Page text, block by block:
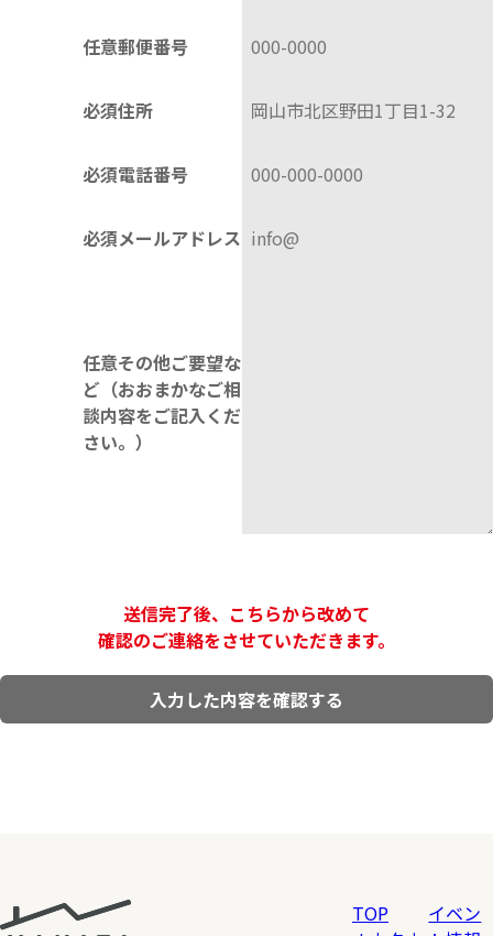
任意郵便番号
必須住所
必須電話番号
必須メールアドレス
任意その他ご要望な
ど（おおまかなご相
談内容をご記入くだ
さい。）
送信完了後、こちらから改めて
確認のご連絡をさせていただきます。
TOP
イベン